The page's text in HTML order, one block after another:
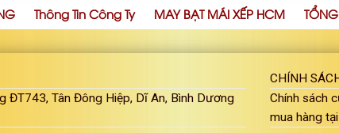
Thông Tin Công Ty MAY BẠT MÁI XẾP HCM
Tân Đông Hiệp, Dĩ An, Bình Dương
CHÍNH
Chính sách
mua hàng